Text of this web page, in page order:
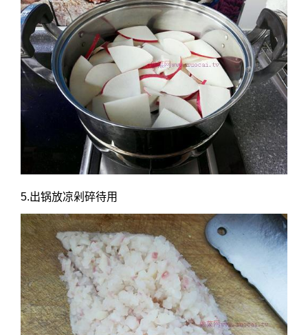
5.出锅放凉剁碎待用